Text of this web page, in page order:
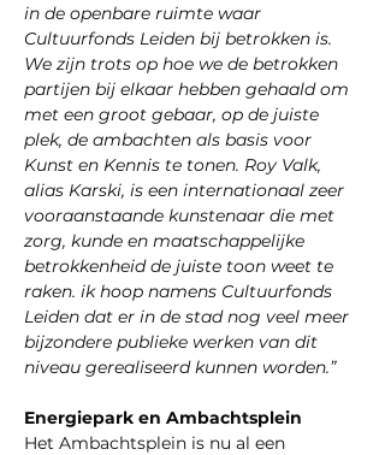
in de openbare ruimte waar
Cultuurfonds Leiden bij betrokken is.
We zijn trots op hoe we de betrokken
partijen bij elkaar hebben gehaald om
met een groot gebaar, op de juiste
plek, de ambachten als basis voor
Kunst en Kennis te tonen. Roy Valk,
alias Karski, is een internationaal zeer
vooraanstaande kunstenaar die met
zorg, kunde en maatschappelijke
betrokkenheid de juiste toon weet te
raken. ik hoop namens Cultuurfonds
Leiden dat er in de stad nog veel meer
bijzondere publieke werken van dit
niveau gerealiseerd kunnen worden.”
Energiepark en Ambachtsplein
Het Ambachtsplein is nu al een